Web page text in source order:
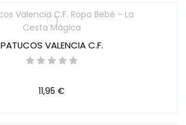
PATUCOS VALENCIA C.F.
11,95 €